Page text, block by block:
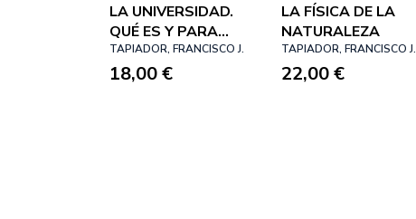
LA UNIVERSIDAD.
QUÉ ES Y PARA
QUÉ SIRVE
TAPIADOR, FRANCISCO J.
18,00 €
LA FÍSICA DE LA
NATURALEZA
TAPIADOR, FRANCISCO J.
22,00 €